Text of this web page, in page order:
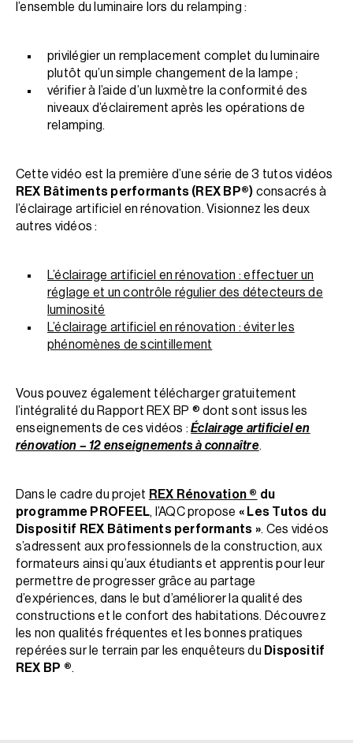
l’ensemble du luminaire lors du relamping :
privilégier un remplacement complet du luminaire
plutôt qu’un simple changement de la lampe ;
vérifier à l’aide d’un luxmètre la conformité des
niveaux d’éclairement après les opérations de
relamping.
Cette vidéo est la première d’une série de 3 tutos vidéos
REX Bâtiments performants (REX BP®) consacrés à
l’éclairage artificiel en rénovation. Visionnez les deux
autres vidéos :
L’éclairage artificiel en rénovation : effectuer un
réglage et un contrôle régulier des détecteurs de
luminosité
L’éclairage artificiel en rénovation : éviter les
phénomènes de scintillement
Vous pouvez également télécharger gratuitement
l’intégralité du Rapport REX BP ® dont sont issus les
enseignements de ces vidéos :Éclairage artificiel en
rénovation – 12 enseignements à connaître.
Dans le cadre du projet REX Rénovation ® du
programme PROFEEL, l’AQC propose « Les Tutos du
Dispositif REX Bâtiments performants ». Ces vidéos
s’adressent aux professionnels de la construction, aux
formateurs ainsi qu’aux étudiants et apprentis pour leur
permettre de progresser grâce au partage
d’expériences, dans le but d’améliorer la qualité des
constructions et le confort des habitations. Découvrez
les non qualités fréquentes et les bonnes pratiques
repérées sur le terrain par les enquêteurs du Dispositif
REX BP ®.